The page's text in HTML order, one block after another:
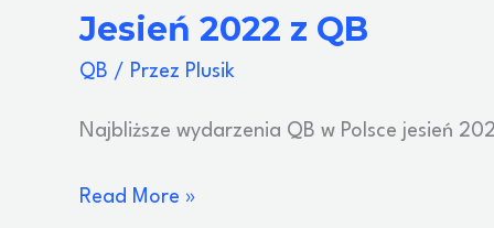
wrzesnia
2022
Jesień 2022 z QB
QB / Przez Plusik
Najbliższe wydarzenia QB w Polsce jesień
Jesień
Read More »